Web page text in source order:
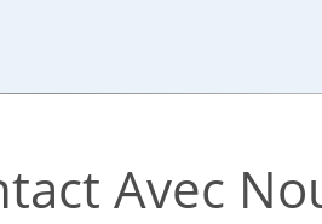
Avec